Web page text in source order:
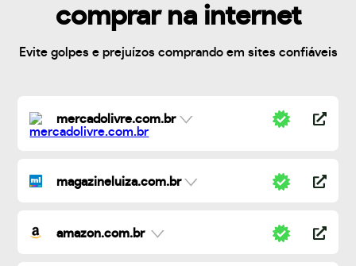
comprar na internet
Evite golpes e prejuízos comprando em sites confiáveis
mercadolivre.com.br
magazineluiza.com.br
amazon.com.br